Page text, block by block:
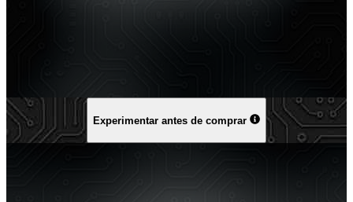
Experimentar antes de comprar